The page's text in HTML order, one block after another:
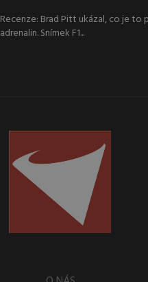
Recenze: Brad Pitt ukázal, co je to
adrenalin. Snímek F1...